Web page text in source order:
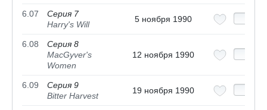
6.07
Серия 7
Harry's Will
5 ноября 1990
6.08
Серия 8
MacGyver's
Women
12 ноября 1990
6.09
Серия 9
Bitter Harvest
19 ноября 1990